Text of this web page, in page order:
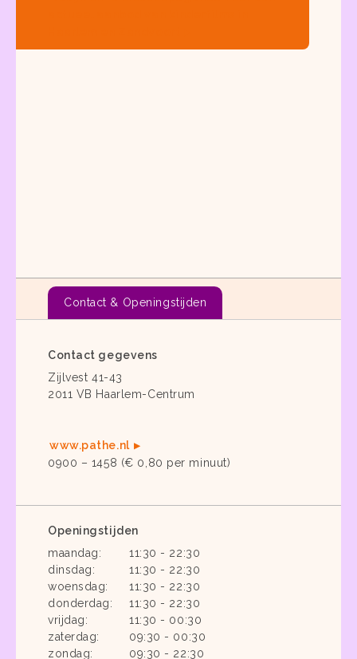
Contact & Openingstijden
Contact gegevens
Zijlvest 41-43
2011 VB Haarlem-Centrum
www.pathe.nl
0900 – 1458 (€ 0,80 per minuut)
Openingstijden
maandag:
11:30 - 22:30
dinsdag:
11:30 - 22:30
woensdag:
11:30 - 22:30
donderdag:
11:30 - 22:30
vrijdag:
11:30 - 00:30
zaterdag:
09:30 - 00:30
zondag:
09:30 - 22:30